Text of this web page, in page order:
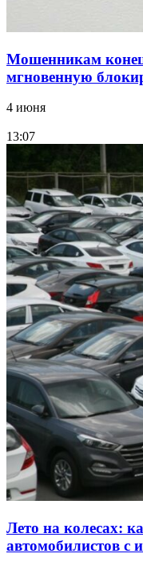
Мошенникам
мгновенную
4 июня
13:07
Лето на колесах:
автомобилистов с